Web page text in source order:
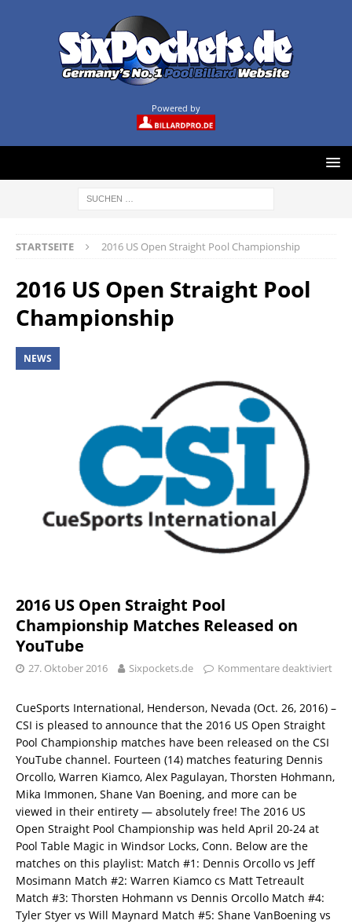
Powered by
STARTSEITE 2016 US Open Straight Pool Championship
2016 US Open Straight Pool
Championship
NEWS
2016 US Open Straight Pool
Championship Matches Released on
YouTube
27. Oktober 2016 Sixpockets.de Kommentare deaktiviert
CueSports International, Henderson, Nevada (Oct. 26, 2016) –
CSI is pleased to announce that the 2016 US Open Straight
Pool Championship matches have been released on the CSI
YouTube channel. Fourteen (14) matches featuring Dennis
Orcollo, Warren Kiamco, Alex Pagulayan, Thorsten Hohmann,
Mika Immonen, Shane Van Boening, and more can be
viewed in their entirety — absolutely free! The 2016 US
Open Straight Pool Championship was held April 20-24 at
Pool Table Magic in Windsor Locks, Conn. Below are the
matches on this playlist: Match #1: Dennis Orcollo vs Jeff
Mosimann Match #2: Warren Kiamco cs Matt Tetreault
Match #3: Thorsten Hohmann vs Dennis Orcollo Match #4:
Tyler Styer vs Will Maynard Match #5: Shane VanBoening vs